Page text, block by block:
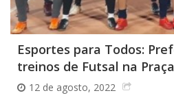
Esportes para Todos:
treinos de Futsal na
12 de agosto, 2022